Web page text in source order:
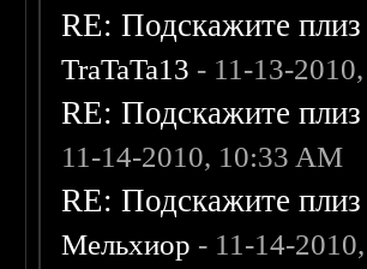
RE: Подскажите
TraTaTa13 - 11-13-
RE: Подскажите
11-14-2010, 10:33 AM
RE: Подскажите
Мельхиор - 11-14-